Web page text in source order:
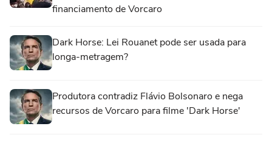
financiamento de Vorcaro
Dark Horse: Lei Rouanet pode ser usada para
longa-metragem?
Produtora contradiz Flávio Bolsonaro e nega
recursos de Vorcaro para filme 'Dark Horse'